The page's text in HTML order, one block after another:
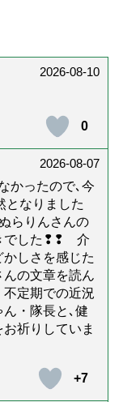
2026-08-10
0
2026-08-07
かったので､今
となりました
らりんさんの
でした❢❢ 介
しさを感じた
んの文章を読ん
定期での近況
・隊長と､健
祈りしていま
+7